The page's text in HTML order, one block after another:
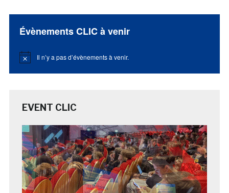
Évènements CLIC à venir
Notice Il n’y a pas d’évènements à venir.
EVENT CLIC